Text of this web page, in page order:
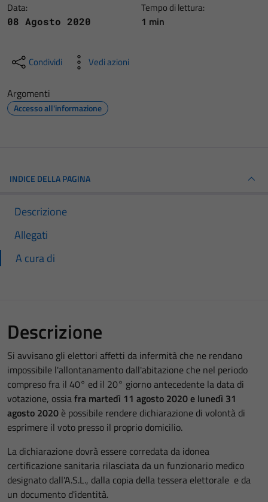
Data:
08 Agosto 2020
Tempo di lettura:
1 min
Condividi Vedi azioni
Argomenti
Accesso all'informazione
INDICE DELLA PAGINA
Descrizione
Allegati
A cura di
Descrizione
Si avvisano gli elettori affetti da infermità che ne rendano
impossibile l'allontanamento dall'abitazione che nel periodo
compreso fra il 40° ed il 20° giorno antecedente la data di
votazione, ossiafra martedì 11 agosto 2020 e lunedì 31
agosto 2020 è possibile rendere dichiarazione di volontà di
esprimere il voto presso il proprio domicilio.
La dichiarazione dovrà essere corredata da idonea
certificazione sanitaria rilasciata da un funzionario medico
designato dall'A.S.L., dalla copia della tessera elettorale e da
un documento d'identità.